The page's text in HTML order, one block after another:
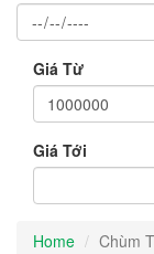
Giá Từ
Giá Tới
Home Chùm